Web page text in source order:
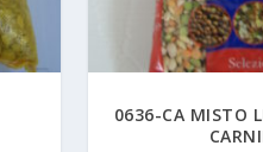
0636-CA MISTO